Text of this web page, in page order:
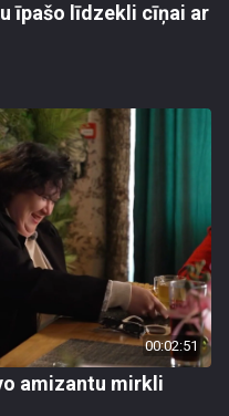
īpašo līdzekli cīņai ar
00:02:51
amizantu mirkli